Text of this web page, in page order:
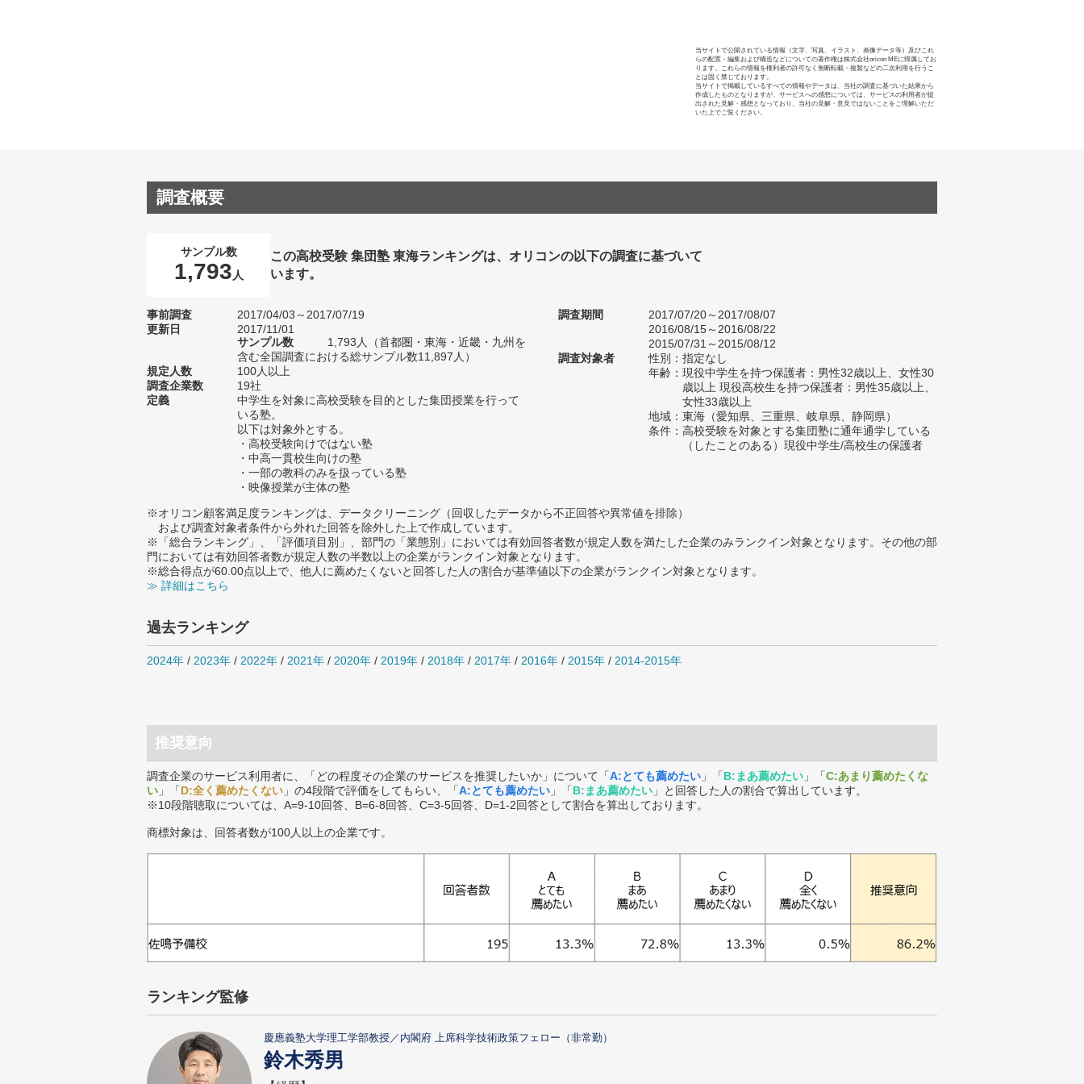
当サイトで公開されている情報（文字、写真、イラスト、画像データ等）及びこれ
らの配置・編集および構造などについての著作権は株式会社oricon MEに帰属してお
ります。これらの情報を権利者の許可なく無断転載・複製などの二次利用を行うこ
とは固く禁じております。
当サイトで掲載しているすべての情報やデータは、当社の調査に基づいた結果から
作成したものとなりますが、サービスへの感想については、サービスの利用者が提
出された見解・感想となっており、当社の見解・意見ではないことをご理解いただ
いた上でご覧ください。
調査概要
サンプル数
1,793 人
この高校受験 集団塾 東海ランキングは、オリコンの以下の調査に基づいて
います。
事前調査
2017/04/03～2017/07/19
更新日
2017/11/01
サンプル数
1,793人（首都圏・東海・近畿・九州を
含む全国調査における総サンプル数11,897人）
規定人数
100人以上
調査企業数
19社
定義
中学生を対象に高校受験を目的とした集団授業を行って
いる塾。
以下は対象外とする。
・高校受験向けではない塾
・中高一貫校生向けの塾
・一部の教科のみを扱っている塾
・映像授業が主体の塾
調査期間
2017/07/20～2017/08/07
2016/08/15～2016/08/22
2015/07/31～2015/08/12
調査対象者
性別：指定なし
年齢：現役中学生を持つ保護者：男性32歳以上、女性30
歳以上 現役高校生を持つ保護者：男性35歳以上、
女性33歳以上
地域：東海（愛知県、三重県、岐阜県、静岡県）
条件：高校受験を対象とする集団塾に通年通学している
（したことのある）現役中学生/高校生の保護者
※オリコン顧客満足度ランキングは、データクリーニング（回収したデータから不正回答や異常値を排除）
および調査対象者条件から外れた回答を除外した上で作成しています。
※「総合ランキング」、「評価項目別」、部門の「業態別」においては有効回答者数が規定人数を満たした企業のみランクイン対象となります。その他の部
門においては有効回答者数が規定人数の半数以上の企業がランクイン対象となります。
※総合得点が60.00点以上で、他人に薦めたくないと回答した人の割合が基準値以下の企業がランクイン対象となります。
≫ 詳細はこちら
過去ランキング
2024年 / 2023年 / 2022年 / 2021年 / 2020年 / 2019年 / 2018年 / 2017年 / 2016年 / 2015年 / 2014-2015年
推奨意向
調査企業のサービス利用者に、「どの程度その企業のサービスを推奨したいか」について「A:とても薦めたい 」「B:まあ薦めたい 」「C:あまり薦めたくな
い 」「D:全く薦めたくない 」の4段階で評価をしてもらい、「A:とても薦めたい 」「B:まあ薦めたい 」と回答した人の割合で算出しています。
※10段階聴取については、A=9-10回答、B=6-8回答、C=3-5回答、D=1-2回答として割合を算出しております。
商標対象は、回答者数が100人以上の企業です。
ランキング監修
慶應義塾大学理工学部教授／内閣府 上席科学技術政策フェロー（非常勤）
鈴木秀男